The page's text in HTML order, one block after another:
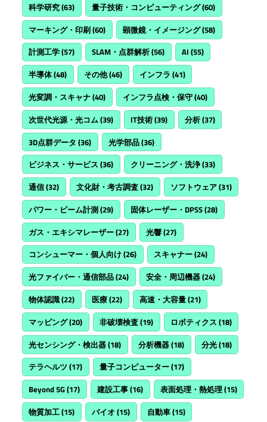
科学研究(63) 量子技術・コンピューティング(60)
マーキング・印刷(60) 顕微鏡・イメージング(58)
計測工学(57) SLAM・点群解析(56) AI (55)
半導体(48) その他(46) インフラ (41)
光変調・スキャナ(40) インフラ点検・保守(40)
次世代光源・光コム(39) IT技術(39) 分析(37)
3D点群データ (36) 光学部品(36)
ビジネス・サービス (36) クリーニング・洗浄(33)
通信(32) 文化財・考古調査(32) ソフトウェア(31)
パワー・ビーム計測(29) 固体レーザー・DPSS(28)
ガス・エキシマレーザー(27) 光響(27)
コンシューマー・個人向け(26) スキャナー(24)
光ファイバー・通信部品(24) 安全・周辺機器(24)
物体認識(22) 医療(22) 高速・大容量(21)
マッピング(20) 非破壊検査(19) ロボティクス (18)
光センシング・検出器(18) 分析機器(18) 分光(18)
テラヘルツ (17) 量子コンピューター(17)
Beyond 5G(17) 建設工事(16) 表面処理・熱処理(15)
物質加工(15) バイオ (15) 自動車(15)